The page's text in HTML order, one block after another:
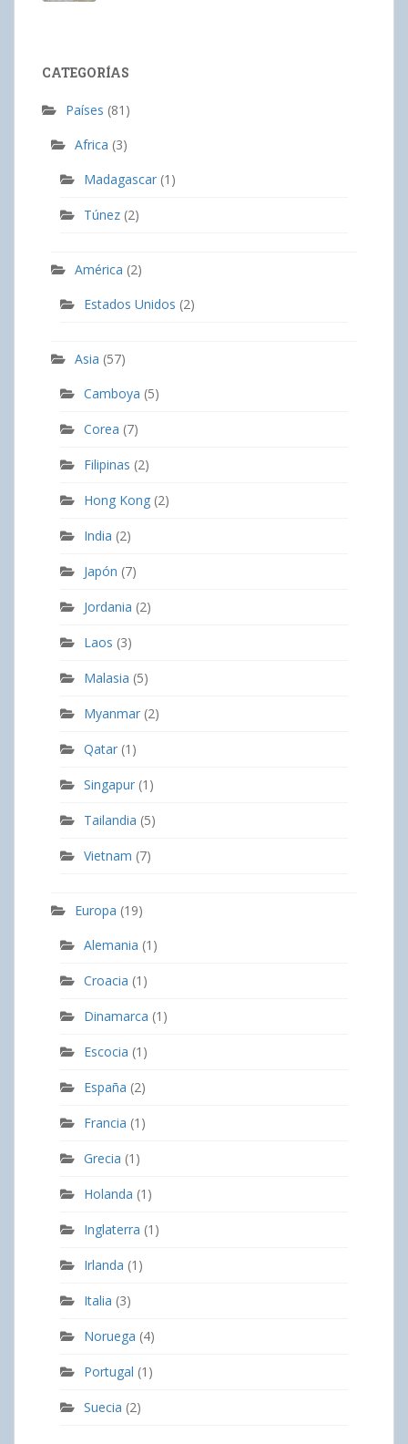
CATEGORÍAS
Países (81)
Africa (3)
Madagascar (1)
Túnez (2)
América (2)
Estados Unidos (2)
Asia (57)
Camboya (5)
Corea (7)
Filipinas (2)
Hong Kong (2)
India (2)
Japón (7)
Jordania (2)
Laos (3)
Malasia (5)
Myanmar (2)
Qatar (1)
Singapur (1)
Tailandia (5)
Vietnam (7)
Europa (19)
Alemania (1)
Croacia (1)
Dinamarca (1)
Escocia (1)
España (2)
Francia (1)
Grecia (1)
Holanda (1)
Inglaterra (1)
Irlanda (1)
Italia (3)
Noruega (4)
Portugal (1)
Suecia (2)